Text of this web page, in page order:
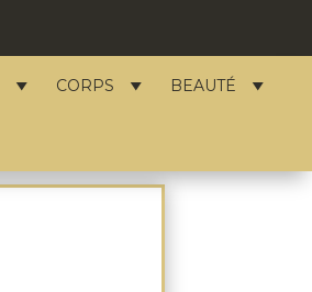
CORPS BEAUTÉ